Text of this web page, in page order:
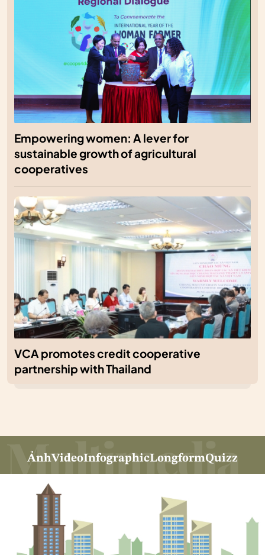
Empowering women: A lever for
sustainable growth of agricultural
cooperatives
VCA promotes credit cooperative
partnership with Thailand
ẢnhVideoInfographicLongformQuizz